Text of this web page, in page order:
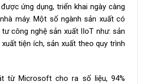
ứng dụng, triển khai ngày càng
máy. Một số ngành sản xuất có
công nghệ sản xuất IIoT như: sản
tiện ích, sản xuất theo quy trình
từ Microsoft cho ra số liệu, 94%